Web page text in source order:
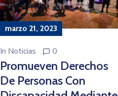
marzo 21, 2023
In Noticias 0
Promueven Derechos
De Personas Con